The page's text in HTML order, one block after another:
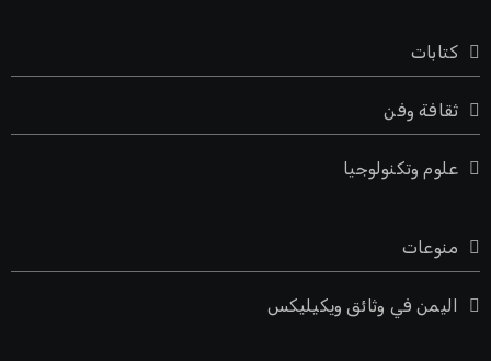
كتابات
ثقافة وفن
علوم وتكنولوجيا
منوعات
اليمن في وثائق ويكيليكس